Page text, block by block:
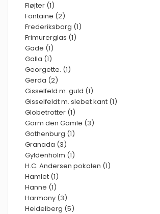
Fløjter (1)
Fontaine (2)
Frederiksborg (1)
Frimurerglas (1)
Gade (1)
Galla (1)
Georgette. (1)
Gerda (2)
Gisselfeld m. guld (1)
Gisselfeldt m. slebet kant (1)
Globetrotter (1)
Gorm den Gamle (3)
Gothenburg (1)
Granada (3)
Gyldenholm (1)
H.C. Andersen pokalen (1)
Hamlet (1)
Hanne (1)
Harmony (3)
Heidelberg (5)